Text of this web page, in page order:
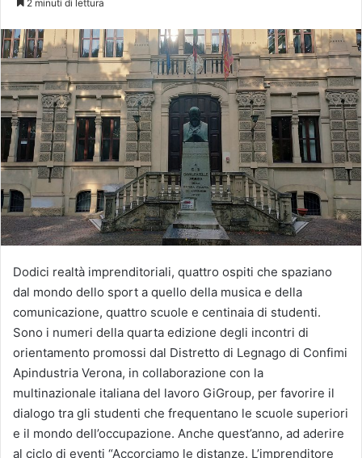
2 minuti di lettura
Dodici realtà imprenditoriali, quattro ospiti che spaziano
dal mondo dello sport a quello della musica e della
comunicazione, quattro scuole e centinaia di studenti.
Sono i numeri della quarta edizione degli incontri di
orientamento promossi dal Distretto di Legnago di Confimi
Apindustria Verona, in collaborazione con la
multinazionale italiana del lavoro GiGroup, per favorire il
dialogo tra gli studenti che frequentano le scuole superiori
e il mondo dell’occupazione. Anche quest’anno, ad aderire
al ciclo di eventi “Accorciamo le distanze. L’imprenditore